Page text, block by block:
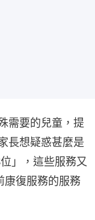
需要的兒童，提
長想疑惑甚麼是
」，這些服務又
康復服務的服務